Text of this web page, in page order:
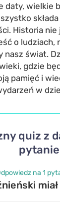
daty, wielkie
Historia
o ludziach,
nasz świat.
gdzie
pamięć i
w
quiz z
na 1